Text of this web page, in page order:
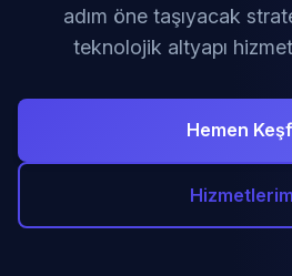
adım öne taşıyacak
teknolojik altyapı
Hemen